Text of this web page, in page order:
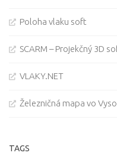
Poloha vlaku soft
SCARM – Projekčný 3D
VLAKY.NET
Železničná mapa vo
TAGS